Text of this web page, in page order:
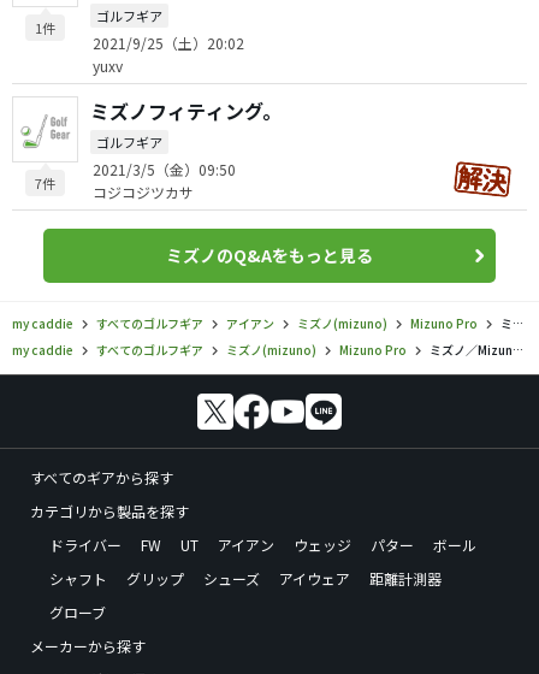
1件
ゴルフギア
2021/9/25（土）20:02
yuxv
7件
ミズノフィティング。
ゴルフギア
2021/3/5（金）09:50
コジコジツカサ
ミズノのQ&Aをもっと見る
my caddie すべてのゴルフギア アイアン ミズノ(mizuno) Mizuno Pro
ミズノ／Mizuno Pro／Mizuno Pro 243 アイアンの口コミ評価
my caddie
すべてのゴルフギア ミズノ(mizuno) Mizuno Pro ミズノ／Mizuno Pro／Mizuno Pro 243 アイアンの口コミ評価
すべてのギアから探す
カテゴリから製品を探す
ドライバー
FW UT アイアン ウェッジ パター
ボール
シャフト
グリップ シューズ アイウェア
距離計測器
グローブ
メーカーから探す